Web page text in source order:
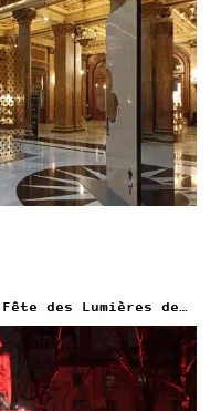
Stranger Things à la Fête des Lumières de Lyon